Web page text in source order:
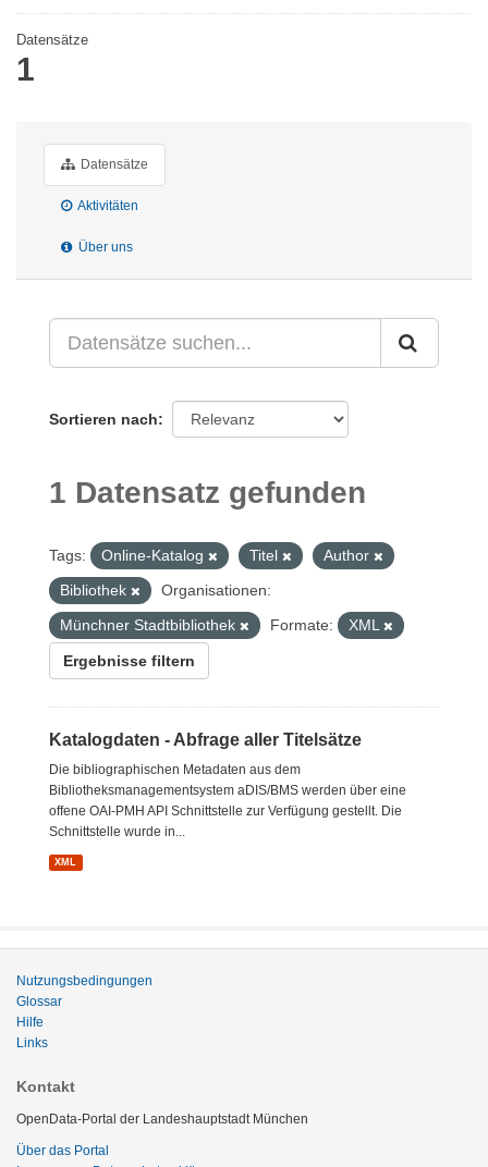
Datensätze
1
Datensätze
Aktivitäten
Über uns
Sortieren nach
1 Datensatz gefunden
Tags: Online-Katalog Titel
Author
Bibliothek
Organisationen:
Münchner Stadtbibliothek
Formate: XML
Ergebnisse filtern
Katalogdaten - Abfrage aller Titelsätze
Die bibliographischen Metadaten aus dem
Bibliotheksmanagementsystem aDIS/BMS werden über eine
offene OAI-PMH API Schnittstelle zur Verfügung gestellt. Die
Schnittstelle wurde in...
XML
Nutzungsbedingungen
Glossar
Hilfe
Links
Kontakt
OpenData-Portal der Landeshauptstadt München
Über das Portal